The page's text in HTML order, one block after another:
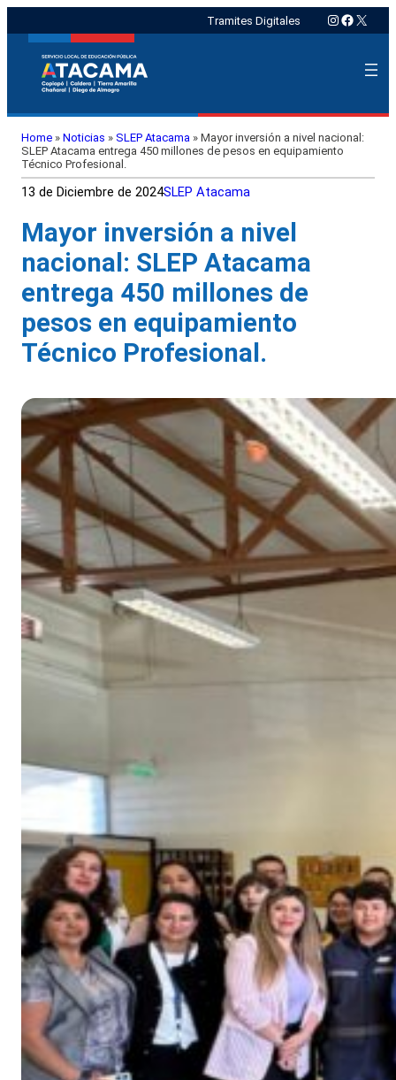
Tramites Digitales Instagram
X
Home » Noticias » SLEP Atacama » Mayor inversión a nivel nacional:
SLEP Atacama entrega 450 millones de pesos en equipamiento
Técnico Profesional.
13 de Diciembre de 2024SLEP Atacama
Mayor inversión a nivel
nacional: SLEP Atacama
entrega 450 millones de
pesos en equipamiento
Técnico Profesional.